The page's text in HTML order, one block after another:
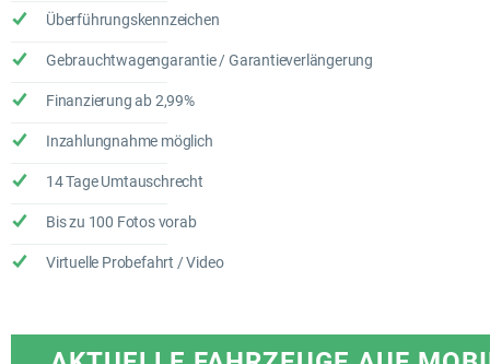
Überführungskennzeichen
Gebrauchtwagengarantie / Garantieverlängerung
Finanzierung ab 2,99%
Inzahlungnahme möglich
14 Tage Umtauschrecht
Bis zu 100 Fotos vorab
Virtuelle Probefahrt / Video